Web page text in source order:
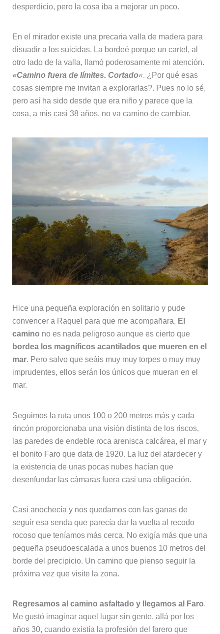
desperdicio, pero la cosa iba a mejorar un poco.
En el mirador existe una precaria valla de madera para
disuadir a los suicidas. La bordeé porque un cartel, al
otro lado de la valla, llamó poderosamente mi atención.
«Camino fuera de límites. Cortado«. ¿Por qué esas
cosas siempre me invitan a explorarlas?. Pues no lo sé,
pero así ha sido desde que era niño y parece que la
cosa, a mis casi 38 años, no va camino de cambiar.
Hice una pequeña exploración en solitario y pude
convencer a Raquel para que me acompañara. El
camino no es nada peligroso aunque es cierto que
bordea los magníficos acantilados que mueren en el
mar. Pero salvo que seáis muy muy torpes o muy muy
imprudentes, ellos serán los únicos que mueran en el
mar.
Seguimos la ruta unos 100 o 200 metros más y cada
rincón proporcionaba una visión distinta de los riscos,
las paredes de endeble roca arenisca calcárea, el mar y
el bonito Faro que data de 1920. La luz del atardecer y
la existencia de unas pocas nubes hacían que
desenfundar las cámaras fuera casi una obligación.
Casi anochecía y nos quedamos con las ganas de
seguir esa senda que parecía dar la vuelta al recodo
rocoso que teníamos más cerca. No exigía más que una
pequeña pseudoescalada a unos buenos 10 metros del
borde del precipicio. Un camino que pienso seguir la
próxima vez que visite la zona.
Regresamos al camino asfaltado y llegamos al Faro.
Me gustó imaginar aquel lugar sin gente, allá por los
años 30, cuando existía la profesión del farero que